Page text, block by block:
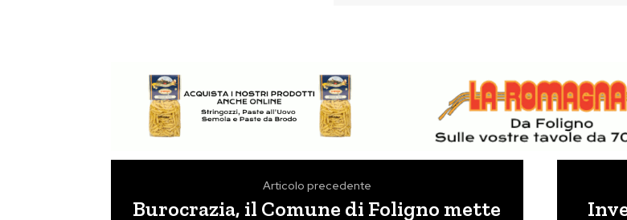
Articolo precedente
Burocrazia, il Comune di Foligno mette